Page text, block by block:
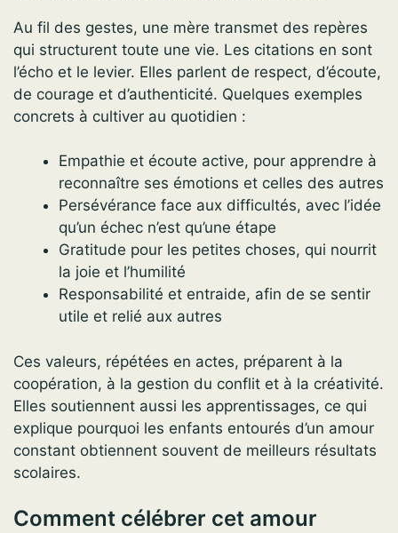
Au fil des gestes, une mère transmet des repères
qui structurent toute une vie. Les citations en sont
l’écho et le levier. Elles parlent de respect, d’écoute,
de courage et d’authenticité. Quelques exemples
concrets à cultiver au quotidien :
Empathie et écoute active, pour apprendre à
reconnaître ses émotions et celles des autres
Persévérance face aux difficultés, avec l’idée
qu’un échec n’est qu’une étape
Gratitude pour les petites choses, qui nourrit
la joie et l’humilité
Responsabilité et entraide, afin de se sentir
utile et relié aux autres
Ces valeurs, répétées en actes, préparent à la
coopération, à la gestion du conflit et à la créativité.
Elles soutiennent aussi les apprentissages, ce qui
explique pourquoi les enfants entourés d’un amour
constant obtiennent souvent de meilleurs résultats
scolaires.
Comment célébrer cet amour